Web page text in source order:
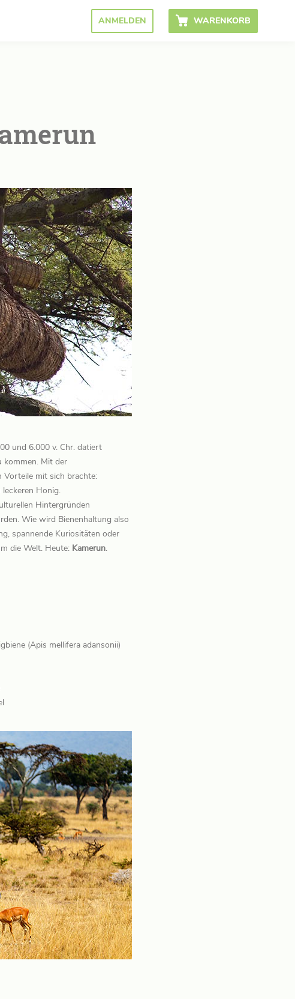
ANMELDEN WARENKORB
und 6.000 v. Chr. datiert
kommen. Mit der
Vorteile mit sich brachte:
Honig.
Hintergründen
Wie wird Bienenhaltung also
spannende Kuriositäten oder
die Welt. Heute: Kamerun.
(Apis mellifera adansonii)